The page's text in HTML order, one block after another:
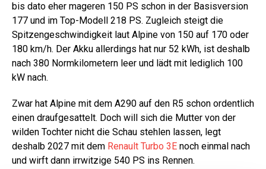
bis dato eher mageren 150 PS schon in der Basisversion
177 und im Top-Modell 218 PS. Zugleich steigt die
Spitzengeschwindigkeit laut Alpine von 150 auf 170 oder
180 km/h. Der Akku allerdings hat nur 52 kWh, ist deshalb
nach 380 Normkilometern leer und lädt mit lediglich 100
kW nach.
Zwar hat Alpine mit dem A290 auf den R5 schon ordentlich
einen draufgesattelt. Doch will sich die Mutter von der
wilden Tochter nicht die Schau stehlen lassen, legt
deshalb 2027 mit dem Renault Turbo 3E noch einmal nach
und wirft dann irrwitzige 540 PS ins Rennen.